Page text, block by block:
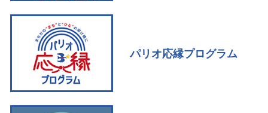
パリオ応縁プログラム